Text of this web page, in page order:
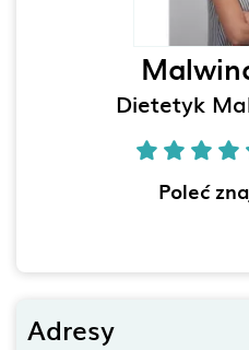
Dietetyk
Poleć
Adresy